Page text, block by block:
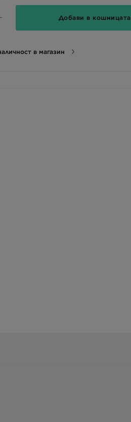
Добави в кошницата
в магазин